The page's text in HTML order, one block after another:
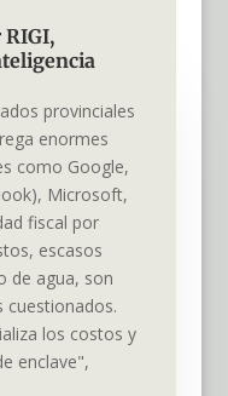
provinciales
enormes
como Google,
Microsoft,
fiscal por
escasos
de agua, son
cuestionados.
los costos y
enclave",